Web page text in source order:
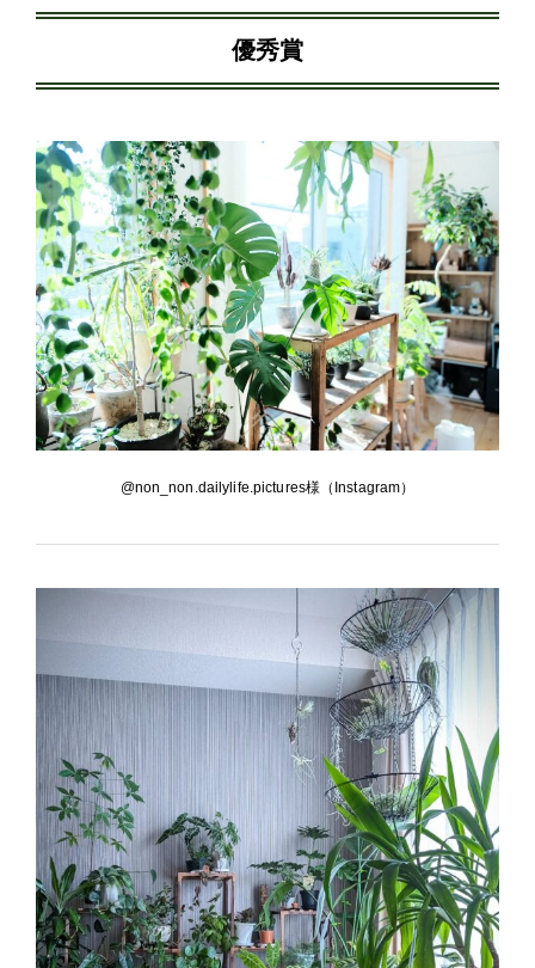
優秀賞
@non_non.dailylife.pictures様（Instagram）